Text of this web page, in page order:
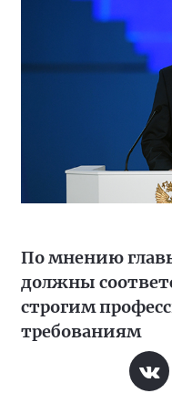
По мнению
должны
строгим
требованиям